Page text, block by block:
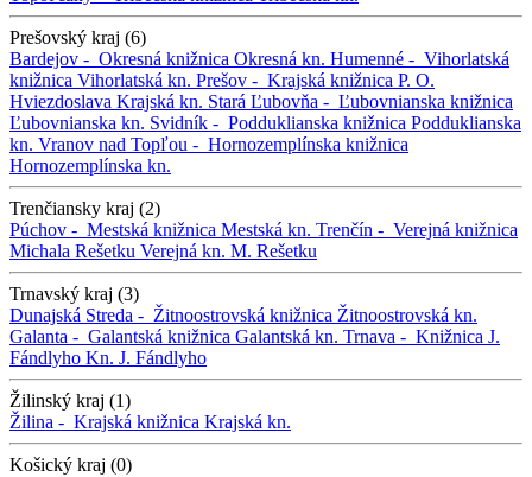
Prešovský kraj (6)
Bardejov - Okresná knižnica Okresná kn. Humenné - Vihorlatská
knižnica Vihorlatská kn. Prešov - Krajská knižnica P. O.
Hviezdoslava Krajská kn. Stará Ľubovňa - Ľubovnianska knižnica
Ľubovnianska kn. Svidník - Podduklianska knižnica Podduklianska
kn. Vranov nad Topľou - Hornozemplínska knižnica
Hornozemplínska kn.
Trenčiansky kraj (2)
Púchov - Mestská knižnica Mestská kn. Trenčín - Verejná knižnica
Michala Rešetku Verejná kn. M. Rešetku
Trnavský kraj (3)
Dunajská Streda - Žitnoostrovská knižnica Žitnoostrovská kn.
Galanta - Galantská knižnica Galantská kn. Trnava - Knižnica J.
Fándlyho Kn. J. Fándlyho
Žilinský kraj (1)
Žilina - Krajská knižnica Krajská kn.
Košický kraj (0)